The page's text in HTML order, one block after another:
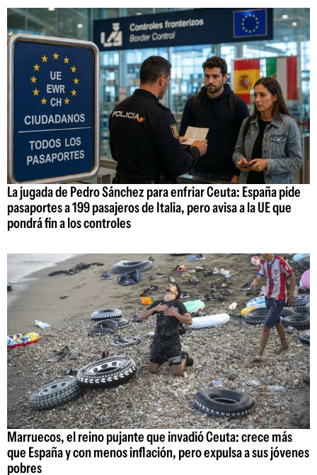
La jugada de Pedro Sánchez para enfriar Ceuta: España pide
pasaportes a 199 pasajeros de Italia, pero avisa a la UE que
pondrá fin a los controles
Marruecos, el reino pujante que invadió Ceuta: crece más
que España y con menos inflación, pero expulsa a sus jóvenes
pobres